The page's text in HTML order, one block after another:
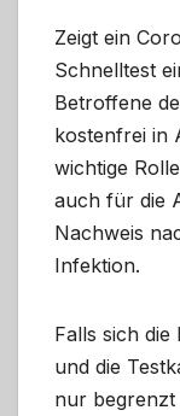
Zeigt ein
Schnelltest
Betroffene
kostenfrei in
wichtige
auch für die
Nachweis
Infektion.
Falls sich
und die
nur begrenzt